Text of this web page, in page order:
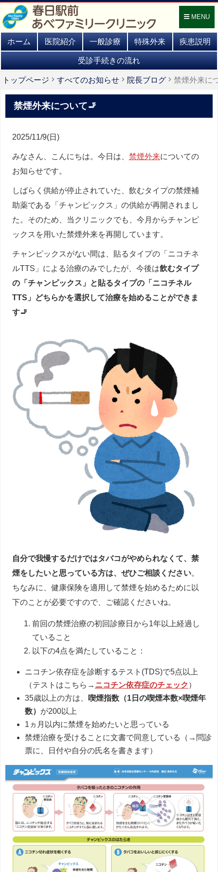
MENU
ホーム 医院紹介 一般診療 特殊外来 疾患説明
受診手続きの流れ
トップページ すべてのお知らせ 院長ブログ 禁煙外来に
禁煙外来について🚬
2025/11/9(日)
みなさん、こんにちは。今日は、 禁煙外来についての
お知らせです。
しばらく供給が停止されていた、飲むタイプの禁煙補
助薬である「チャンピックス」の供給が再開されまし
た。そのため、当クリニックでも、今月からチャンピ
ックスを用いた禁煙外来を再開しています。
チャンピックスがない間は、貼るタイプの「ニコチネ
ルTTS」による治療のみでしたが、今後は飲むタイプ
の「チャンピックス」と貼るタイプの「ニコチネル
TTS」どちらかを選択して治療を始めることができま
す🚬
自分で我慢するだけではタバコがやめられなくて、禁
煙をしたいと思っている方は、ぜひご相談ください。
ちなみに、健康保険を適用して禁煙を始めるために以
下のことが必要ですので、ご確認くださいね。
前回の禁煙治療の初回診療日から1年以上経過し
ていること
以下の4点を満たしていること：
ニコチン依存症を診断するテスト(TDS)で5点以上
（テストはこちら→ ニコチン依存症のチェック ）
35歳以上の方は、 喫煙指数（1日の喫煙本数×喫煙年
数） が200以上
1ヵ月以内に禁煙を始めたいと思っている
禁煙治療を受けることに文書で同意している（→問診
票に、日付や自分の氏名を書きます）